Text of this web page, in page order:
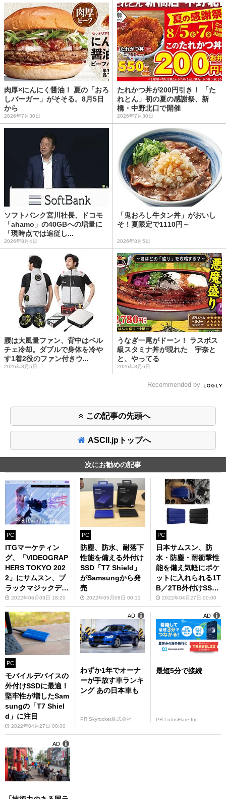
肉厚×にんにく醤油！ 夏の「おろ
しバーガー」がそそる。8月5日
から
2026年7月30日
たれかつ丼が200円引き！ 「た
れとん」初の夏の感謝祭、新
橋・中野北口で開催
2026年7月30日
ソフトバンク宮川社長、ドコモ
「ahamo」の40GBへの増量に
「現時点では追従し...
2026年8月4日
「鬼おろし牛タン丼」がおいし
そ！夏限定で1110円～
2026年8月5日
腰は大風量ファン、背中はペル
チェ冷却。ダブルで身体を冷や
す1着2役のファン付きウ...
2026年8月5日
うなぎ一尾がドーン！ ラスボス
級スタミナ丼が現れた 宇奈と
と、やってる
2026年8月6日
Recommended by
この記事の先頭へ
ASCII.jpトップへ
次にお勧めの記事
PC
ITGマーケティン
グ、「VIDEOGRAP
HERS TOKYO 202
2」にサムスン、ブ
ラックマジックデザ
インと共同出展
2022年06月03日 18:20
PC
防塵、防水、耐落下
性能を備える外付け
SSD「T7 Shield」
がSamsungから発
売
2022年05月08日 00:11
PC
日本サムスン、防
水・防塵・耐衝撃性
能を備え気軽にポケ
ットに入れられる1T
B／2TB外付けSSD
「Samsung Portab
le SSD T7 Shield」
発表
2022年04月27日 00:00
PC
モバイルデバイスの
外付けSSDに最適！
堅牢性が増したSam
sungの「T7 Shiel
d」に注目
2022年04月27日 00:00
わずか1年でオーナ
ーが手放す車ランキ
ング あの日本車も
PR Skyrocket株式会社
AD
最短5分で接続
PR LotusFlare Inc
AD
AD